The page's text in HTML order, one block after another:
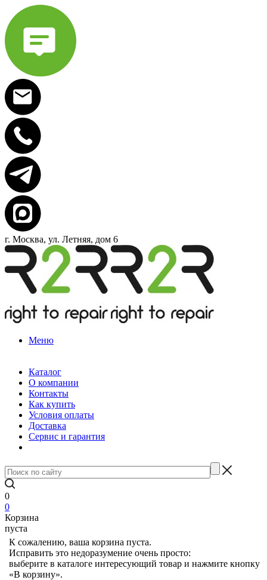
г. Москва, ул. Летняя, дом 6
Меню
Каталог
О компании
Контакты
Как купить
Условия оплаты
Доставка
Сервис и гарантия
0
0
Корзина
пуста
К сожалению, ваша корзина пуста.
Исправить это недоразумение очень просто:
выберите в каталоге интересующий товар и нажмите кнопку
«В корзину».